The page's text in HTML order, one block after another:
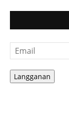
Email
Langganan